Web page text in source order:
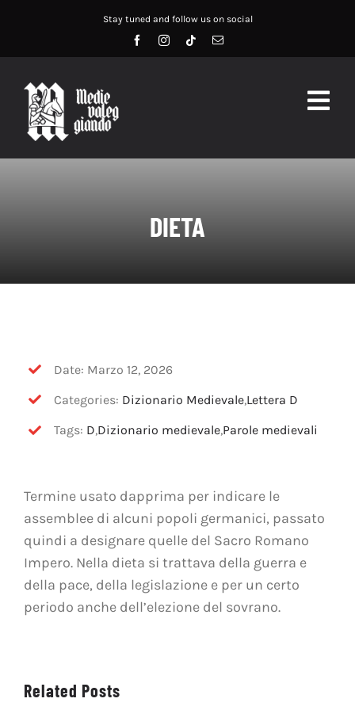
contenuto
Stay tuned and follow us on social
HOME
DIDATTICA
OFF TOPIC
CONTATTI
DIETA
Date: Marzo 12, 2026
Categories: Dizionario Medievale,Lettera D
Tags: D,Dizionario medievale,Parole medievali
Termine usato dapprima per indicare le
assemblee di alcuni popoli germanici, passato
quindi a designare quelle del Sacro Romano
Impero. Nella dieta si trattava della guerra e
della pace, della legislazione e per un certo
periodo anche dell’elezione del sovrano.
Related Posts